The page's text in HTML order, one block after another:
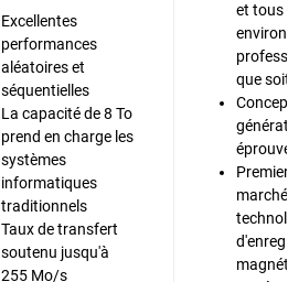
Excellentes
performances
aléatoires et
séquentielles
La capacité de 8 To
prend en charge les
systèmes
informatiques
traditionnels
Taux de transfert
soutenu jusqu'à
255 Mo/s
et tous
que